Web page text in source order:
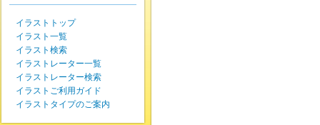
イラストトップ
イラスト一覧
イラスト検索
イラストレーター一覧
イラストレーター検索
イラストご利用ガイド
イラストタイプのご案内